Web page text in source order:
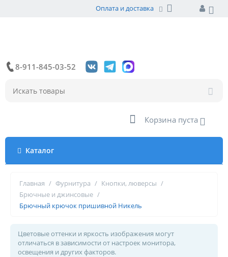
Оплата и доставка
8-911-845-03-52
Корзина пуста
Каталог
Главная / Фурнитура / Кнопки, люверсы /
Брючные и джинсовые /
Брючный крючок пришивной Никель
Цветовые оттенки и яркость изображения могут
отличаться в зависимости от настроек монитора,
освещения и других факторов.